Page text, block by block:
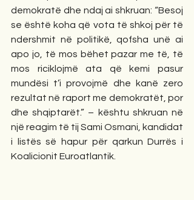
demokratë dhe ndaj ai shkruan: “Besoj
se është koha që vota të shkoj për të
ndershmit në politikë, qofsha unë ai
apo jo, të mos bëhet pazar me të, të
mos riciklojmë ata që kemi pasur
mundësi t’i provojmë dhe kanë zero
rezultat në raport me demokratët, por
dhe shqiptarët.” – kështu shkruan në
një reagim të tij Sami Osmani, kandidat
i listës së hapur për qarkun Durrës i
Koalicionit Euroatlantik.